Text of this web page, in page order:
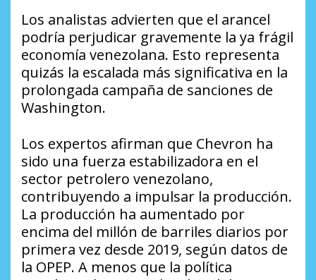
Los analistas advierten que el arancel
podría perjudicar gravemente la ya frágil
economía venezolana. Esto representa
quizás la escalada más significativa en la
prolongada campaña de sanciones de
Washington.
Los expertos afirman que Chevron ha
sido una fuerza estabilizadora en el
sector petrolero venezolano,
contribuyendo a impulsar la producción.
La producción ha aumentado por
encima del millón de barriles diarios por
primera vez desde 2019, según datos de
la OPEP. A menos que la política